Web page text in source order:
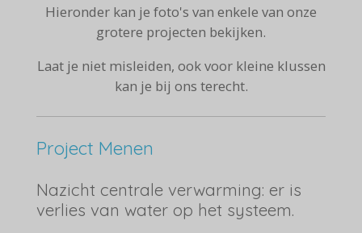
Hieronder kan je foto's van enkele van onze
grotere projecten bekijken.
Laat je niet misleiden, ook voor kleine klussen
kan je bij ons terecht.
Project Menen
Nazicht centrale verwarming: er is
verlies van water op het systeem.